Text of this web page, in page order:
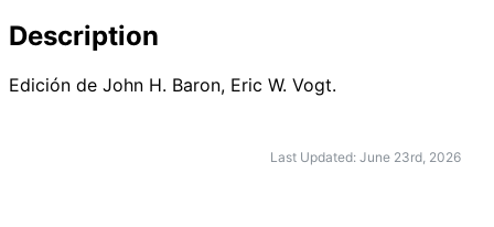
Description
Edición de John H. Baron, Eric W. Vogt.
Last Updated: June 23rd, 2026